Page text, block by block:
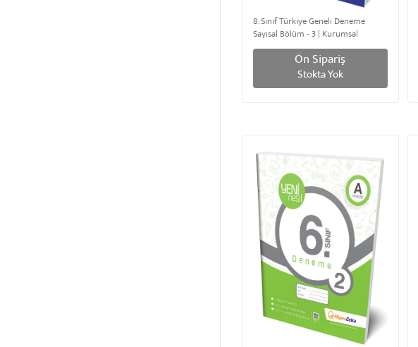
8. Sınıf Türkiye Geneli Deneme
Sayısal Bölüm - 3 | Kurumsal
Ön Sipariş
Stokta Yok